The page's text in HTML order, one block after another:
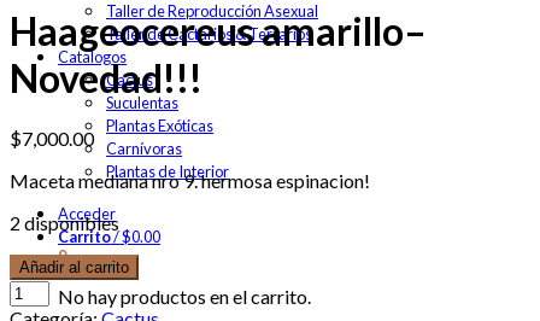
Taller de Reproducción Asexual
Taller de Cactarios & Terrarios
Catalogos
Cactus
Suculentas
Plantas Exóticas
Carnívoras
Plantas de Interior
Acceder
Carrito/$0.00
0
No hay productos en el carrito.
Haageocereus amarillo–
Novedad!!!
$7,000.00
Maceta mediana nro 9. hermosa espinacion!
2 disponibles
Añadir al carrito